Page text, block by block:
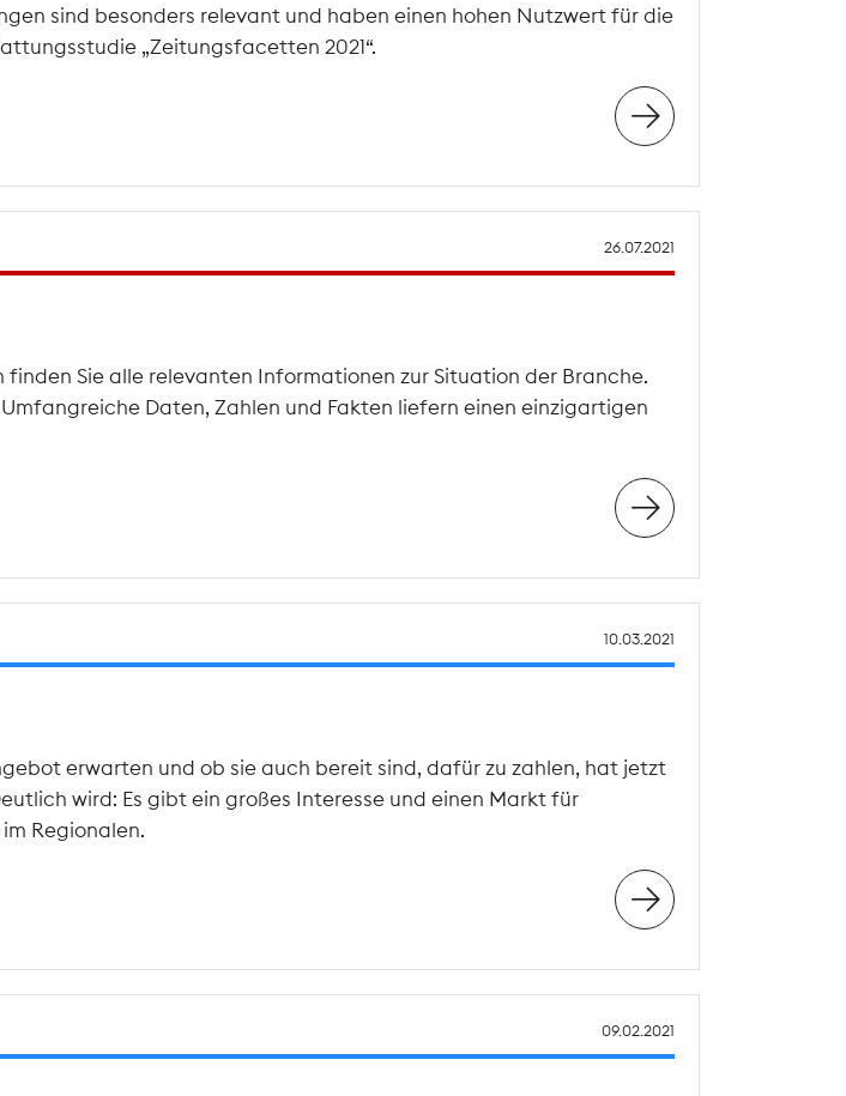
sind besonders relevant und haben einen hohen Nutzwert für die
„Zeitungsfacetten 2021“.
26.07.2021
Sie alle relevanten Informationen zur Situation der Branche.
Daten, Zahlen und Fakten liefern einen einzigartigen
10.03.2021
erwarten und ob sie auch bereit sind, dafür zu zahlen, hat jetzt
wird: Es gibt ein großes Interesse und einen Markt für
Regionalen.
09.02.2021